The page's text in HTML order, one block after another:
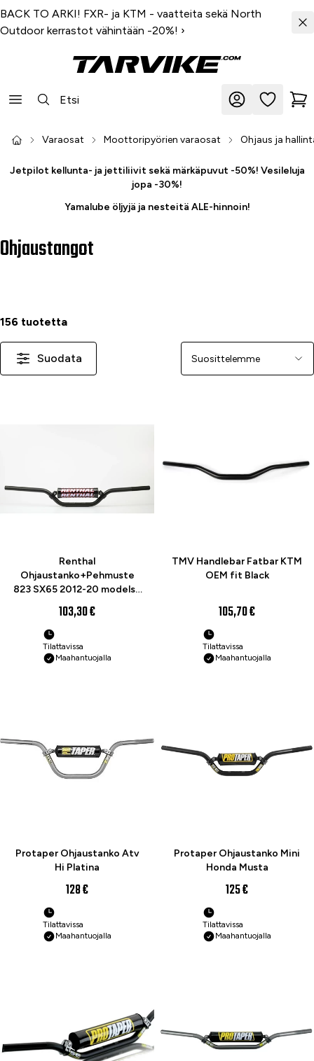
BACK TO ARKI! FXR- ja KTM - vaatteita sekä North
Outdoor kerrastot vähintään -20%! ›
Varaosat Moottoripyörien varaosat Ohjaus ja
Jetpilot kellunta- ja jettiliivit sekä märkäpuvut -50%! Vesileluja
jopa -30%!
Yamalube öljyjä ja nesteitä ALE-hinnoin!
Ohjaustangot
156 tuotetta
Suodata Järjestä
Renthal
Ohjaustanko+Pehmuste
823 SX65 2012-20 models -
103,30 €
Tilattavissa
Maahantuojalla
TMV Handlebar Fatbar KTM
OEM fit Black
105,70 €
Tilattavissa
Maahantuojalla
Protaper Ohjaustanko Atv
Hi Platina
128 €
Tilattavissa
Maahantuojalla
Protaper Ohjaustanko Mini
Honda Musta
125 €
Tilattavissa
Maahantuojalla